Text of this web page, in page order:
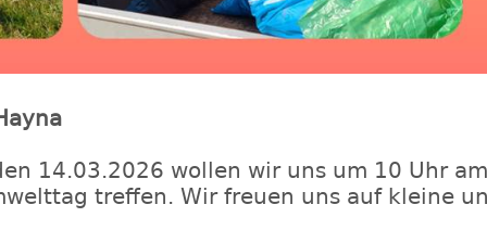
14.03.2026 wollen wir uns um 10 Uhr
treffen. Wir freuen uns auf kleine